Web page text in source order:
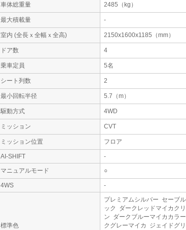
車体総重量 2485（kg）
最大積載量 -
室内 (全長ｘ全幅ｘ全高) 2150x1600x1185（mm）
ドア数 4
乗車定員 5名
シート列数 2
最小回転半径 5.7（m）
駆動方式 4WD
ミッション CVT
ミッション位置 フロア
AI-SHIFT
-
マニュアルモード
○
4WS -
標準色
プレミアムシルバー セーブ
ック ダークレッドマイカク
ン ダークブルーマイカカラ
クグレーマイカ ジェイドグ